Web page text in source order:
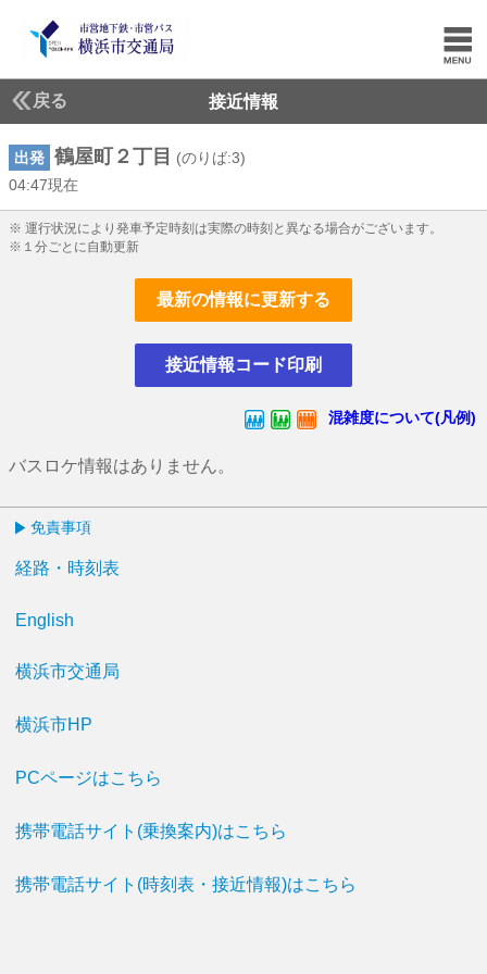
戻る 接近情報
出発 鶴屋町２丁目
(のりば:3)
04:47現在
※ 運行状況により発車予定時刻は実際の時刻と異なる場合がございます。
※１分ごとに自動更新
最新の情報に更新する
接近情報コード印刷
混雑度について(凡例)
バスロケ情報はありません。
免責事項
経路・時刻表
English
横浜市交通局
横浜市HP
PCページはこちら
携帯電話サイト(乗換案内)はこちら
携帯電話サイト(時刻表・接近情報)はこちら